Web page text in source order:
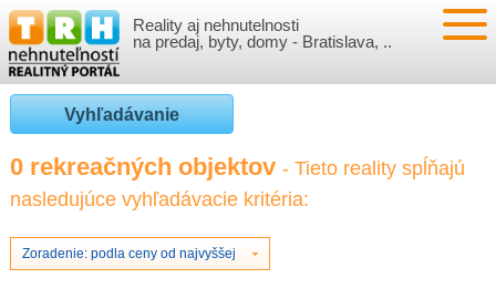
Reality aj nehnutelnosti
na predaj, byty, domy - Bratislava, ..
NEHNUTEĽNOSTI
BYTY
NOVOSTAVBY
NEBYTOVÉ PRIESTORY
VLOŽIŤ NEHNUTEĽNOSTI
PRIHLÁSENIE
REGISTRÁCIA
VÝVOJ CIEN REALÍT
ČLÁNKY O REALITÁCH
Vyhľadávanie
0 rekreačných objektov - Tieto reality spĺňajú
nasledujúce vyhľadávacie kritéria:
Zoradenie: podla ceny od najvyššej